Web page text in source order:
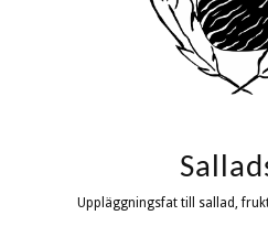
Uppläggningsfat till sallad,